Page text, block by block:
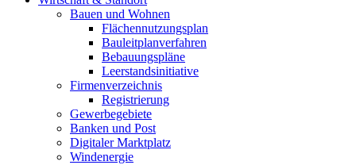
Bauen und Wohnen
Flächennutzungsplan
Bauleitplanverfahren
Bebauungspläne
Leerstandsinitiative
Firmenverzeichnis
Registrierung
Gewerbegebiete
Banken und Post
Digitaler Marktplatz
Windenergie